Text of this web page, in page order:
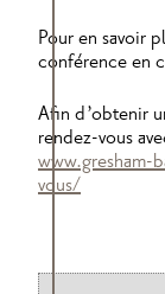
Pour en savoir
conférence en
Afin d’obtenir
rendez-vous
www.gresham-
vous/